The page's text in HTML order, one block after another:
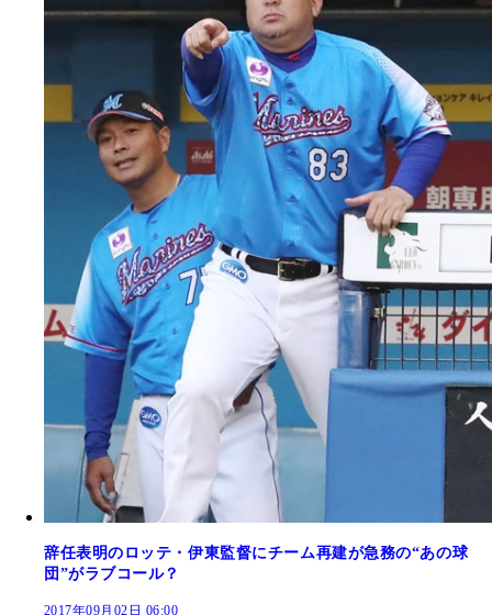
辞任表明のロッテ・伊東監督にチーム再建が急務の“あの球
団”がラブコール？
2017年09月02日 06:00